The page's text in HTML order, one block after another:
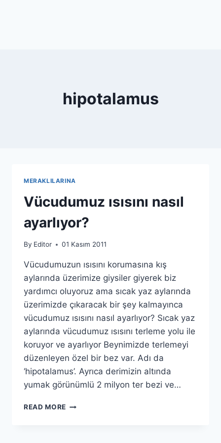
hipotalamus
MERAKLILARINA
Vücudumuz ısısını nasıl
ayarlıyor?
By Editor 01 Kasım 2011
Vücudumuzun ısısını korumasına kış
aylarında üzerimize giysiler giyerek biz
yardımcı oluyoruz ama sıcak yaz aylarında
üzerimizde çıkaracak bir şey kalmayınca
vücudumuz ısısını nasıl ayarlıyor? Sıcak yaz
aylarında vücudumuz ısısını terleme yolu ile
koruyor ve ayarlıyor Beynimizde terlemeyi
düzenleyen özel bir bez var. Adı da
‘hipotalamus’. Ayrıca derimizin altında
yumak görünümlü 2 milyon ter bezi ve…
READ MORE VÜCUDUMUZ